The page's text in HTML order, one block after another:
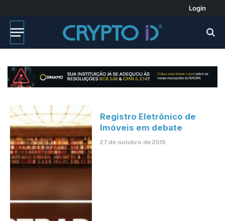
Login
Registro Eletrônico de
Imóveis em debate
27 de outubro de 2015